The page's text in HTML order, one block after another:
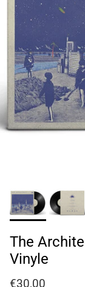
The
Vinyle
Prix habituel
€30,00